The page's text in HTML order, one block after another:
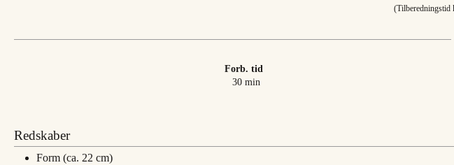
Forb. tid
30minutter
min
Redskaber
Form (ca. 22 cm)